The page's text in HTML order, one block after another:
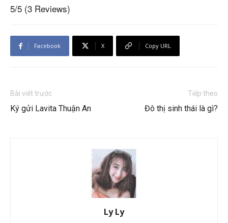
5/5 (3 Reviews)
Facebook X Copy URL
Bài viết trước
Ký gửi Lavita Thuận An
Tiếp theo
Đô thị sinh thái là gì?
Ly Ly